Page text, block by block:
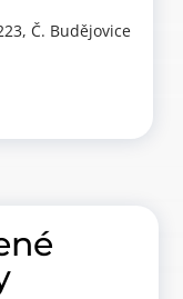
Č. Budějovice